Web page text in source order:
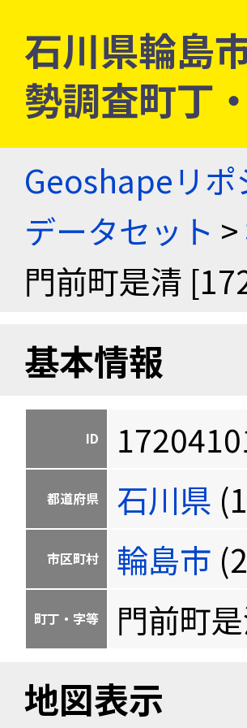
石川県輪島
勢調査町丁
Geoshapeリポ
データセット >
門前町是清
基本情報
ID
都道府県 石川県
市区町村 輪島市
町丁・字等 門前町
地図表示